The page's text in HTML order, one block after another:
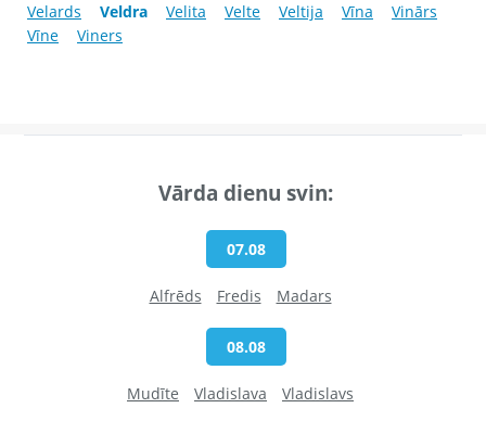
Velards Veldra Velita Velte Veltija Vīna
Vinārs
Vīne
Viners
Vārda dienu svin:
07.08
Alfrēds Fredis Madars
08.08
Mudīte Vladislava Vladislavs